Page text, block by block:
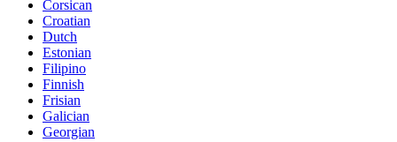
Corsican
Croatian
Dutch
Estonian
Filipino
Finnish
Frisian
Galician
Georgian